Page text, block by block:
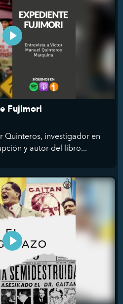
Fujimori
Quinteros, investigador en
y autor del libro...